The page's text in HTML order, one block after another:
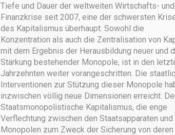
Tiefe und Dauer der weltweiten Wirtschafts- und
Finanzkrise seit 2007, eine der schwersten
des Kapitalismus überhaupt. Sowohl die
Konzentration als auch die Zentralisation von
mit dem Ergebnis der Herausbildung neuer und
Stärkung bestehender Monopole, ist in den
Jahrzehnten weiter vorangeschritten. Die
Interventionen zur Stützung dieser Monopole
inzwischen völlig neue Dimensionen erreicht.
Staatsmonopolistische Kapitalismus, die enge
Verflechtung zwischen den Staatsapparaten und
Monopolen zum Zweck der Sicherung von deren